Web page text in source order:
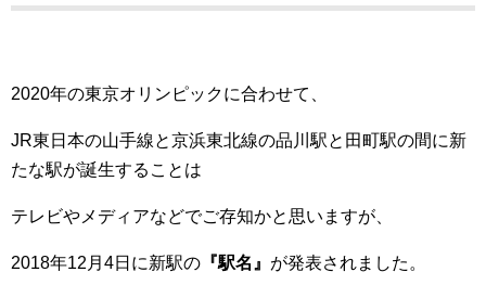
2020年の東京オリンピックに合わせて、
JR東日本の山手線と京浜東北線の品川駅と田町駅の間に新
たな駅が誕生することは
テレビやメディアなどでご存知かと思いますが、
2018年12月4日に新駅の 『駅名』 が発表されました。